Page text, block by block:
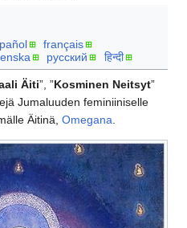
français
русский हिन्दी
Äiti”, ”Kosminen Neitsyt”
Jumaluuden feminiiniselle
Äitinä, Omegana.